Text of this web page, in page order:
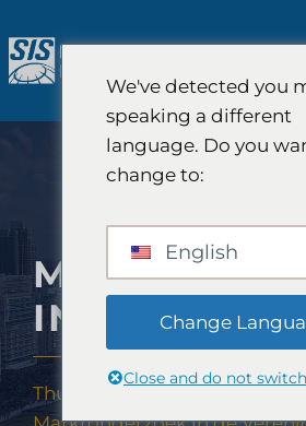
naar
de
IN MIAMI
Thuis
We've detected you
speaking a different
language. Do you
change to:
English
Change
Close and do not